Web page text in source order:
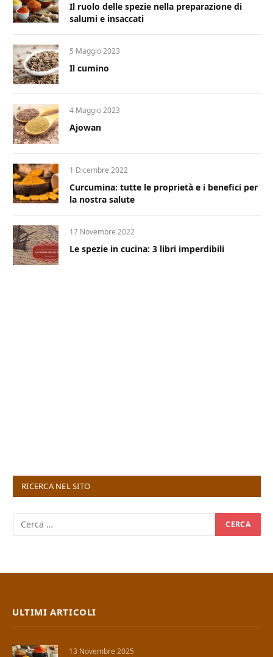
Il ruolo delle spezie nella preparazione di
salumi e insaccati
5 Maggio 2023
Il cumino
4 Maggio 2023
Ajowan
1 Dicembre 2022
Curcumina: tutte le proprietà e i benefici per
la nostra salute
17 Novembre 2022
Le spezie in cucina: 3 libri imperdibili
RICERCA NEL SITO
ULTIMI ARTICOLI
13 Novembre 2025